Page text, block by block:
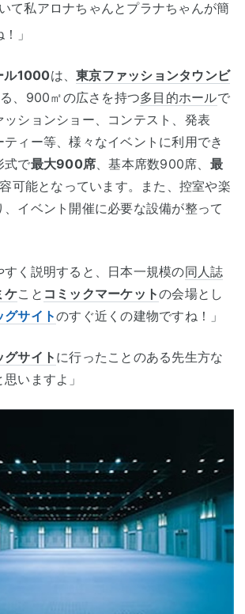
て私アロナちゃんとプラナちゃんが簡
」
ル1000は、 東京ファッションタウンビ
、900㎡の広さを持つ多目的ホールで
ションショー、コンテスト、発表
ィー等、様々なイベントに利用でき
式で最大900席 、基本席数900席、 最
可能となっています。また、控室や楽
、イベント開催に必要な設備が整って
すく説明すると、日本一規模の同人誌
ケこと コミックマーケットの会場とし
サイトのすぐ近くの建物ですね！」
サイト に行ったことのある先生方な
いますよ」